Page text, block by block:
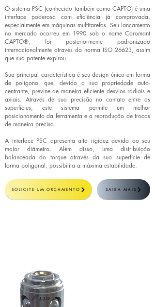
O sistema PSC (conhecido também como CAPTO) é uma
interface poderosa com eficiência já comprovada,
especialmente em máquinas multitarefas. Seu lançamento
no mercado ocorreu em 1990 sob o nome Coromant
CAPTO®, foi posteriormente padronizado
internacionalmente através da norma ISO 26623, assim
que sua patente expirou.
Sua principal característica é seu design único em forma
de polígono, que, devido a sua propriedade auto-
centrante, previne de maneira eficiente desvios radiais e
axiais. Através de sua precisão no contato entre as
superfícies, este sistema permite um melhor
posicionamento da ferramenta e a reprodução de trocas
de maneira precisa.
A interface PSC apresenta alta rigidez devido ao seu
maior diâmetro. Além disso, uma distribuição
balanceada do torque através da sua superfície de
forma poligonal, possibilita a máxima estabilidade.
SOLICITE UM ORÇAMENTO SAIBA MAIS